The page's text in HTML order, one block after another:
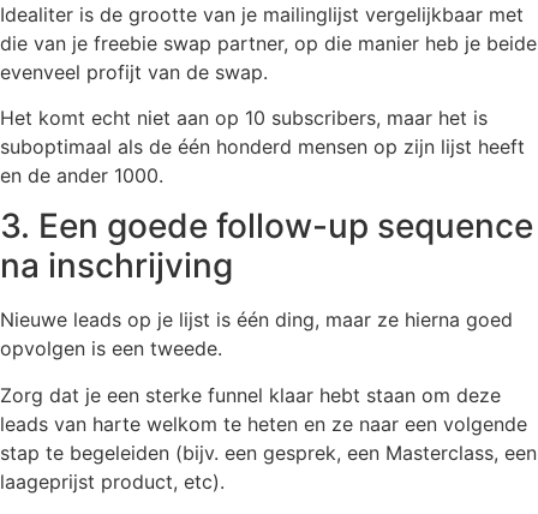
Idealiter is de grootte van je mailinglijst vergelijkbaar met
die van je freebie swap partner, op die manier heb je beide
evenveel profijt van de swap.
Het komt echt niet aan op 10 subscribers, maar het is
suboptimaal als de één honderd mensen op zijn lijst heeft
en de ander 1000.
3. Een goede follow-up sequence
na inschrijving
Nieuwe leads op je lijst is één ding, maar ze hierna goed
opvolgen is een tweede.
Zorg dat je een sterke funnel klaar hebt staan om deze
leads van harte welkom te heten en ze naar een volgende
stap te begeleiden (bijv. een gesprek, een Masterclass, een
laageprijst product, etc).